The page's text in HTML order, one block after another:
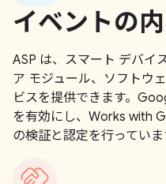
イベントの
ASP は、スマート デバイ
ア モジュール、ソフトウ
ビスを提供できます。
を有効にし、Works with
の検証と認定を行っていま